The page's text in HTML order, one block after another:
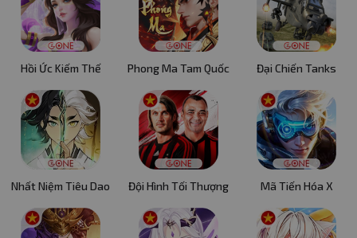
Hồi Ức Kiếm Thế Phong Ma Tam Quốc Đại Chiến Tanks
Nhất Niệm Tiêu Dao Đội Hình Tối Thượng Mã Tiến Hóa X